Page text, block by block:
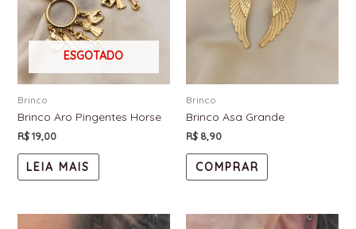
ESGOTADO
Brinco
Brinco Aro Pingentes Horse
R$19,00
LEIA MAIS
Brinco
Brinco Asa Grande
R$ 8,90
COMPRAR